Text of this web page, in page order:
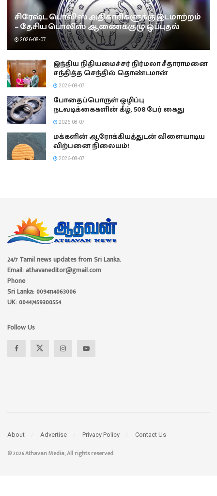
சிரேஷ்ட பொலிஸ் அதிகாரிகளுக்கு இடமாற்றம்
– தேசிய பொலிஸ் ஆணைக்குழு ஒப்புதல்
2026-08-07
இந்திய நிதியமைச்சர் நிர்மலா சீதாராமனை
சந்தித்த செந்தில் தொண்டமான்
2026-08-07
போதைப்பொருள் ஒழிப்பு
நடவடிக்கைகளின் கீழ், 508 பேர் கைது
2026-08-07
மக்களின் ஆரோக்கியத்துடன் விளையாடிய
விற்பனை நிலையம்!
2026-08-07
24/7 Tamil news updates from Sri Lanka.
Email: athavaneditor@gmail.com
Phone
Sri Lanka: 0094114063006
UK: 00447459300554
Follow Us
About Advertise Privacy Policy Contact Us
© 2026 Athavan Media, All rights reserved.